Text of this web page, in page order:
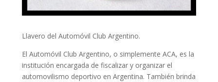
Llavero del Automóvil Club Argentino.
El Automóvil Club Argentino, o simplemente ACA, es la
institución encargada de fiscalizar y organizar el
automovilismo deportivo en Argentina. También brinda